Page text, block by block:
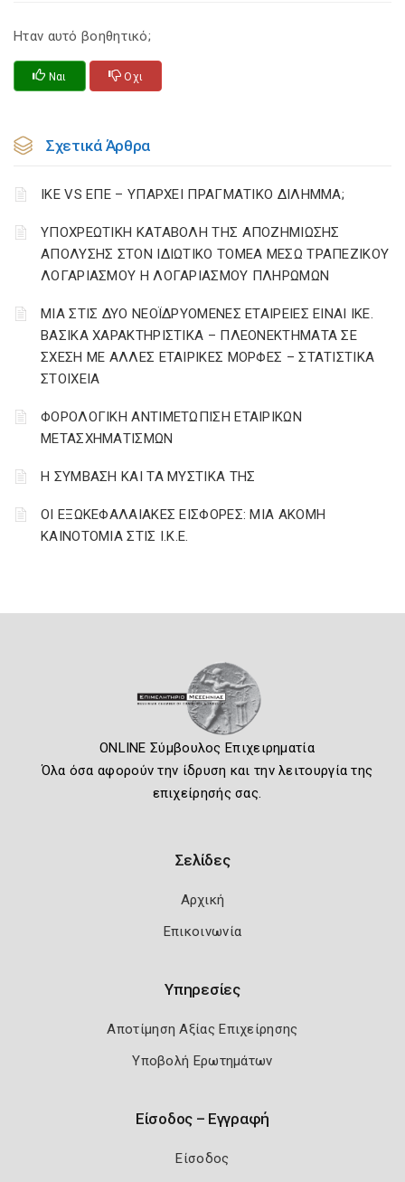
Ηταν αυτό βοηθητικό;
Ναι Οχι
Σχετικά Άρθρα
ΙΚΕ VS ΕΠΕ – ΥΠΑΡΧΕΙ ΠΡΑΓΜΑΤΙΚΟ ΔΙΛΗΜΜΑ;
YΠΟΧΡΕΩΤΙΚΗ ΚΑΤΑΒΟΛΗ ΤΗΣ ΑΠΟΖΗΜΙΩΣΗΣ
ΑΠΟΛΥΣΗΣ ΣΤΟΝ ΙΔΙΩΤΙΚΟ ΤΟΜΕΑ ΜΕΣΩ ΤΡΑΠΕΖΙΚΟΥ
ΛΟΓΑΡΙΑΣΜΟΥ Η ΛΟΓΑΡΙΑΣΜΟΥ ΠΛΗΡΩΜΩΝ
ΜΙΑ ΣΤΙΣ ΔΥΟ ΝΕΟΪΔΡΥΟΜΕΝΕΣ ΕΤΑΙΡΕΙΕΣ ΕΙΝΑΙ ΙΚΕ.
ΒΑΣΙΚΑ ΧΑΡΑΚΤΗΡΙΣΤΙΚΑ – ΠΛΕΟΝΕΚΤΗΜΑΤΑ ΣΕ
ΣΧΕΣΗ ΜΕ ΑΛΛΕΣ ΕΤΑΙΡΙΚΕΣ ΜΟΡΦΕΣ – ΣΤΑΤΙΣΤΙΚΑ
ΣΤΟΙΧΕΙΑ
ΦΟΡΟΛΟΓΙΚΗ ΑΝΤΙΜΕΤΩΠΙΣΗ ΕΤΑΙΡΙΚΩΝ
ΜΕΤΑΣΧΗΜΑΤΙΣΜΩΝ
Η ΣΥΜΒΑΣΗ ΚΑΙ ΤΑ ΜΥΣΤΙΚΑ ΤΗΣ
ΟΙ ΕΞΩΚΕΦΑΛΑΙΑΚΕΣ ΕΙΣΦΟΡΕΣ: ΜΙΑ ΑΚΟΜΗ
ΚΑΙΝΟΤΟΜΙΑ ΣΤΙΣ Ι.Κ.Ε.
ONLINE Σύμβουλος Επιχειρηματία
Όλα όσα αφορούν την ίδρυση και την λειτουργία της
επιχείρησής σας.
Σελίδες
Αρχική
Επικοινωνία
Υπηρεσίες
Αποτίμηση Αξίας Επιχείρησης
Υποβολή Ερωτημάτων
Είσοδος – Εγγραφή
Είσοδος